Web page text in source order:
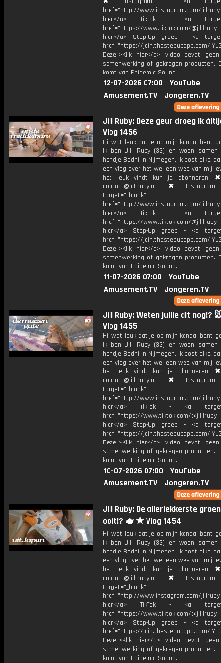
href="http://www.instagram.com/
hier</a> TikTok - <a
href="https://www.tiktok.com/
hier</a> Step-Up groep - <a
href="https://join.thestepupapp.com/
Deze">Klik hier</a> video bevat
samenwerking of gekregen producten.
komt van Epidemic Sound.
12-07-2026 07:00
YouTube
Amusement.TV
Jongeren.TV
Jill Ruby: Deze geur droeg ik
Vlog 1456
Hi, wat leuk dat je op mijn kanaal bent
Ik ben Jill Ruby (33) en woon
hondje Bodhi in Nijmegen. Ik post elke
een vlog over het wel een wee van mij
het leuk vindt kun je abonneren!
contact@jill-ruby.nl ✖
target="_blank"
href="http://www.instagram.com/
hier</a> TikTok - <a
href="https://www.tiktok.com/
hier</a> Step-Up groep - <a
href="https://join.thestepupapp.com/
Deze">Klik hier</a> video bevat
samenwerking of gekregen producten.
komt van Epidemic Sound.
11-07-2026 07:00
YouTube
Amusement.TV
Jongeren.TV
Jill Ruby: Weten jullie dit nog!?
Vlog 1455
Hi, wat leuk dat je op mijn kanaal bent
Ik ben Jill Ruby (33) en woon
hondje Bodhi in Nijmegen. Ik post elke
een vlog over het wel een wee van mij
het leuk vindt kun je abonneren!
contact@jill-ruby.nl ✖
target="_blank"
href="http://www.instagram.com/
hier</a> TikTok - <a
href="https://www.tiktok.com/
hier</a> Step-Up groep - <a
href="https://join.thestepupapp.com/
Deze">Klik hier</a> video bevat
samenwerking of gekregen producten.
komt van Epidemic Sound.
10-07-2026 07:00
YouTube
Amusement.TV
Jongeren.TV
Jill Ruby: De allerlekkerste
ooit!? 🫖 ★ Vlog 1454
Hi, wat leuk dat je op mijn kanaal bent
Ik ben Jill Ruby (33) en woon
hondje Bodhi in Nijmegen. Ik post elke
een vlog over het wel een wee van mij
het leuk vindt kun je abonneren!
contact@jill-ruby.nl ✖
target="_blank"
href="http://www.instagram.com/
hier</a> TikTok - <a
href="https://www.tiktok.com/
hier</a> Step-Up groep - <a
href="https://join.thestepupapp.com/
Deze">Klik hier</a> video bevat
samenwerking of gekregen producten.
komt van Epidemic Sound.